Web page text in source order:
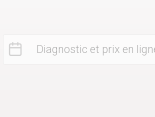
Diagnostic et prix en